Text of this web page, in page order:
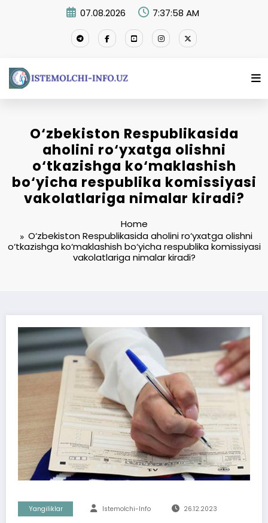
07.08.2026 7:37:59 AM
O‘zbekiston Respublikasida
aholini ro‘yxatga olishni
o‘tkazishga ko‘maklashish
bo‘yicha respublika komissiyasi
vakolatlariga nimalar kiradi?
Home
O‘zbekiston Respublikasida aholini ro‘yxatga olishni
o‘tkazishga ko‘maklashish bo‘yicha respublika komissiyasi
vakolatlariga nimalar kiradi?
Yangiliklar Istemolchi-Info 26.12.2023